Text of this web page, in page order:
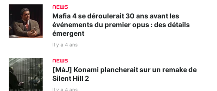
NEWS
Mafia 4 se déroulerait 30 ans avant les
événements du premier opus : des détails
émergent
Il y a 4 ans
NEWS
[MàJ] Konami plancherait sur un remake de
Silent Hill 2
Il y a 4 ans